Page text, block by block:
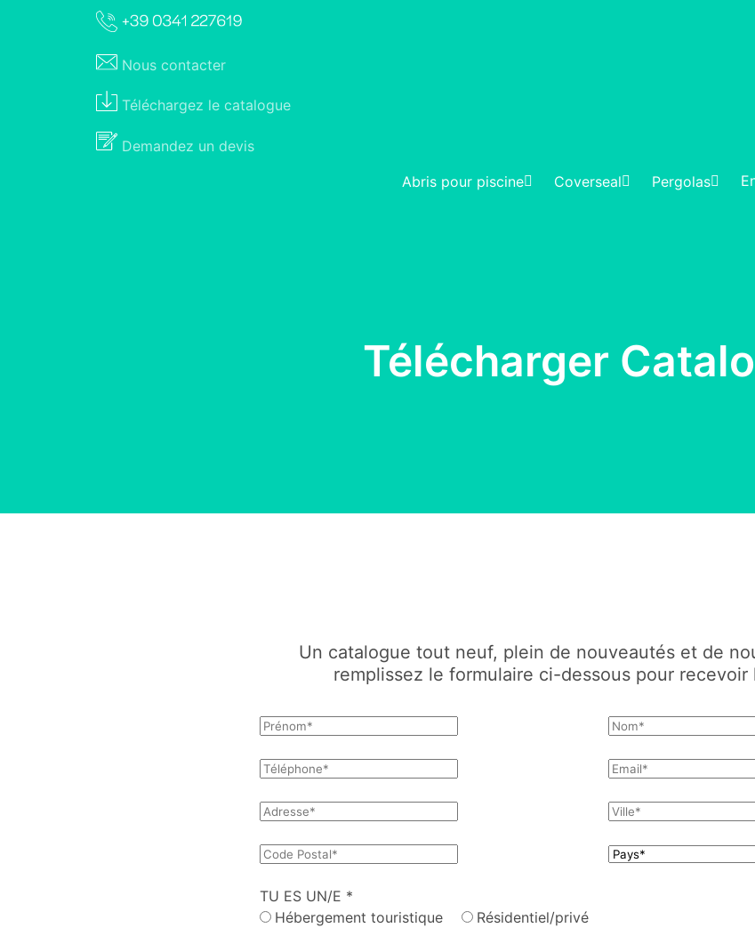
Nous contacter
Téléchargez le catalogue
Demandez un devis
Abris pour piscine Coverseal Pergolas
Télécharger
Un catalogue tout neuf, plein de nouveautés et de
remplissez le formulaire ci-dessous pour recevoir
TU ES UN/E *
Hébergement touristique
Résidentiel/privé